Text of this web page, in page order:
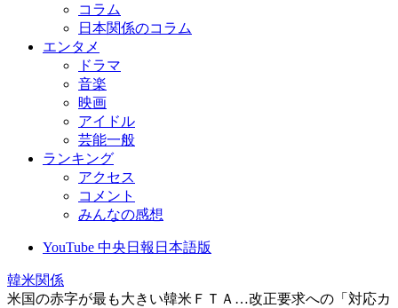
コラム
日本関係のコラム
エンタメ
ドラマ
音楽
映画
アイドル
芸能一般
ランキング
アクセス
コメント
みんなの感想
YouTube 中央日報日本語版
韓米関係
米国の赤字が最も大きい韓米ＦＴＡ…改正要求への「対応カ